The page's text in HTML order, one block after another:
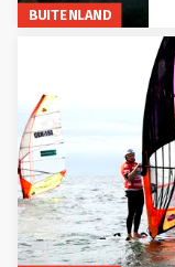
BUITENLAND